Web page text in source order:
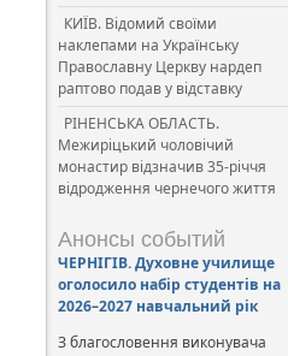
КИЇВ. Відомий своїми
наклепами на Українську
Православну Церкву нардеп
раптово подав у відставку
РІНЕНСЬКА ОБЛАСТЬ.
Межиріцький чоловічий
монастир відзначив 35-річчя
відродження чернечого життя
Анонсы событий
ЧЕРНІГІВ. Духовне училище
оголосило набір студентів на
2026–2027 навчальний рік
З благословення виконувача